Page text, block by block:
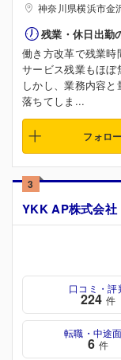
神奈川県横浜市金
残業・休日出勤
働き方改革で残業時
サービス残業もほぼ
しかし、業務内容
落ちてしま...
フォロー
3
YKK AP株式会社
口コミ・評
224 件
転職・中途
6 件